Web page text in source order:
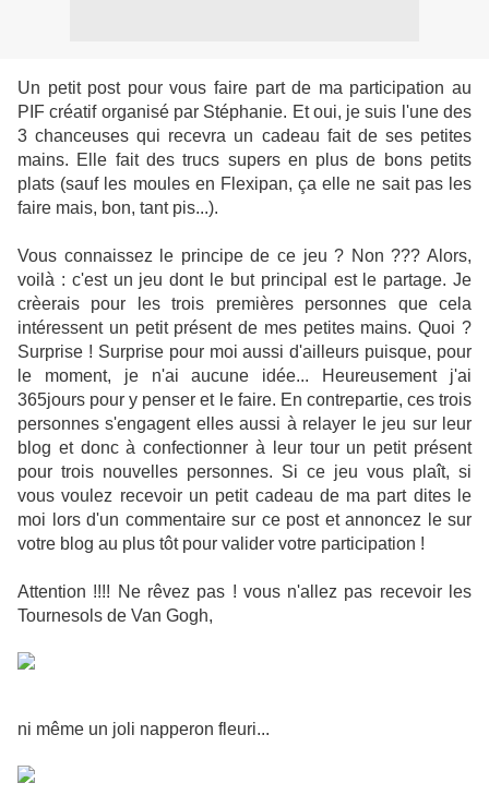
Un petit post pour vous faire part de ma participation au
PIF créatif organisé par Stéphanie. Et oui, je suis l'une des
3 chanceuses qui recevra un cadeau fait de ses petites
mains. Elle fait des trucs supers en plus de bons petits
plats (sauf les moules en Flexipan, ça elle ne sait pas les
faire mais, bon, tant pis...).
Vous connaissez le principe de ce jeu ? Non ??? Alors,
voilà : c'est un jeu dont le but principal est le partage. Je
crèerais pour les trois premières personnes que cela
intéressent un petit présent de mes petites mains. Quoi ?
Surprise ! Surprise pour moi aussi d'ailleurs puisque, pour
le moment, je n'ai aucune idée... Heureusement j'ai
365jours pour y penser et le faire. En contrepartie, ces trois
personnes s'engagent elles aussi à relayer le jeu sur leur
blog et donc à confectionner à leur tour un petit présent
pour trois nouvelles personnes. Si ce jeu vous plaît, si
vous voulez recevoir un petit cadeau de ma part dites le
moi lors d'un commentaire sur ce post et annoncez le sur
votre blog au plus tôt pour valider votre participation !
Attention !!!! Ne rêvez pas ! vous n'allez pas recevoir les
Tournesols de Van Gogh,
ni même un joli napperon fleuri...